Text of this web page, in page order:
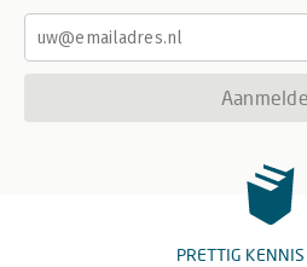
PRETTIG